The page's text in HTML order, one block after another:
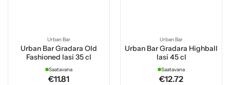
Urban Bar
Urban Bar Gradara Old
Fashioned lasi 35 cl
Saatavana
€11.81
Urban Bar
Urban Bar Gradara Highball
lasi 45 cl
Saatavana
€12.72